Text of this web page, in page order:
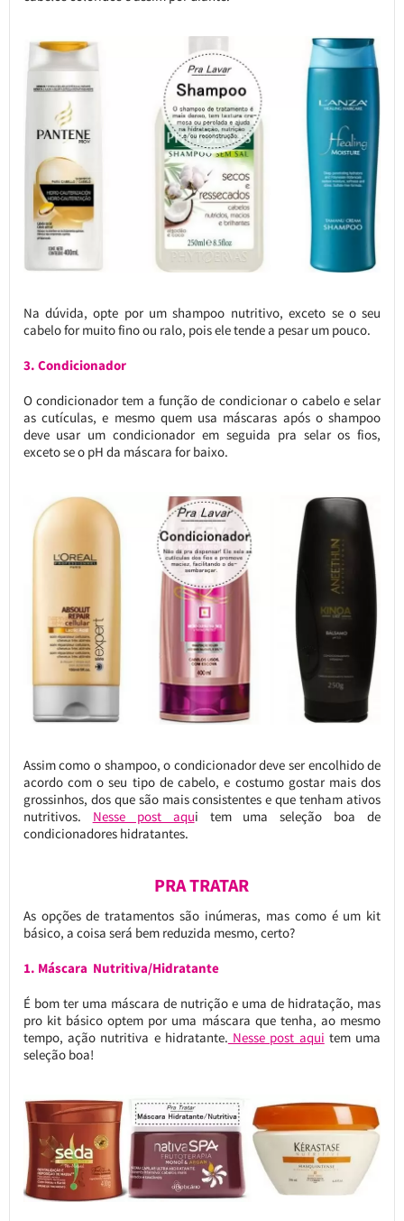
Na dúvida, opte por um shampoo nutritivo, exceto se o seu
cabelo for muito fino ou ralo, pois ele tende a pesar um pouco.
3. Condicionador
O condicionador tem a função de condicionar o cabelo e selar
as cutículas, e mesmo quem usa máscaras após o shampoo
deve usar um condicionador em seguida pra selar os fios,
exceto se o pH da máscara for baixo.
Assim como o shampoo, o condicionador deve ser encolhido de
acordo com o seu tipo de cabelo, e costumo gostar mais dos
grossinhos, dos que são mais consistentes e que tenham ativos
nutritivos. Nesse post aqui tem uma seleção boa de
condicionadores hidratantes.
PRA TRATAR
As opções de tratamentos são inúmeras, mas como é um kit
básico, a coisa será bem reduzida mesmo, certo?
1. Máscara Nutritiva/Hidratante
É bom ter uma máscara de nutrição e uma de hidratação, mas
pro kit básico optem por uma máscara que tenha, ao mesmo
tempo, ação nutritiva e hidratante. Nesse post aqui tem uma
seleção boa!